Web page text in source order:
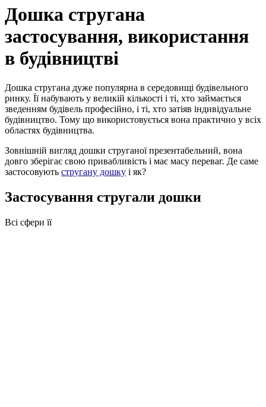
Дошка стругана
застосування, використання
в будівництві
Дошка стругана дуже популярна в середовищі будівельного
ринку. Її набувають у великій кількості і ті, хто займається
зведенням будівель професійно, і ті, хто затіяв індивідуальне
будівництво. Тому що використовується вона практично у всіх
областях будівництва.
Зовнішній вигляд дошки струганої презентабельний, вона
довго зберігає свою привабливість і має масу переваг. Де саме
застосовують стругану дошку і як?
Застосування стругали дошки
Всі сфери її